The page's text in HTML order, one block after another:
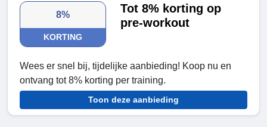
8%
KORTING
Tot 8% korting op
pre-workout
Wees er snel bij, tijdelijke aanbieding! Koop nu en
ontvang tot 8% korting per training.
Toon deze aanbieding